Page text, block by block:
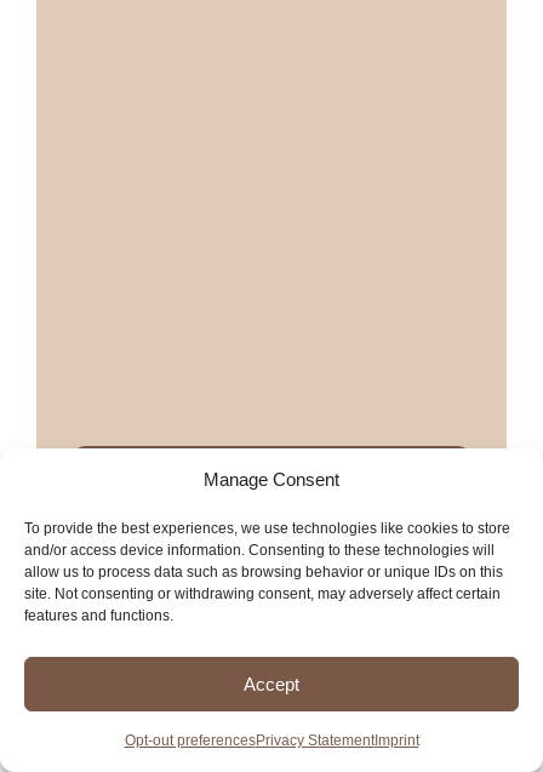
Manage Consent
To provide the best experiences, we use technologies like cookies to store
and/or access device information. Consenting to these technologies will
allow us to process data such as browsing behavior or unique IDs on this
site. Not consenting or withdrawing consent, may adversely affect certain
features and functions.
Accept
Opt-out preferencesPrivacy StatementImprint
Más restaurantes mexicanos en
Más servicios en Vacaville
Burrito Palace